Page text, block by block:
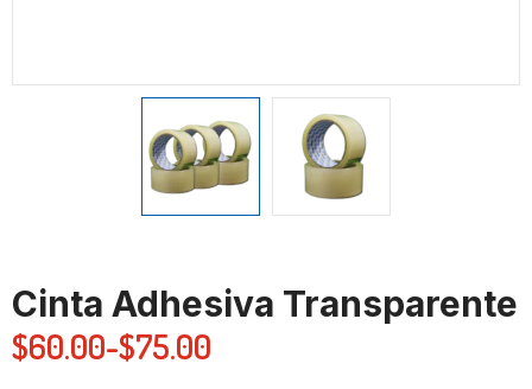
Cinta Adhesiva Transparente
$60.00-$75.00